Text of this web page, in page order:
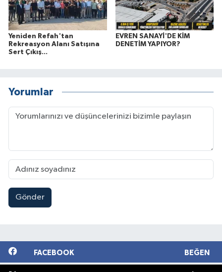
Yeniden Refah'tan
Rekreasyon Alanı Satışına
Sert Çıkış...
EVREN SANAYİ'DE KİM
DENETİM YAPIYOR?
Yorumlar
Gönder
FACEBOOK BEĞEN